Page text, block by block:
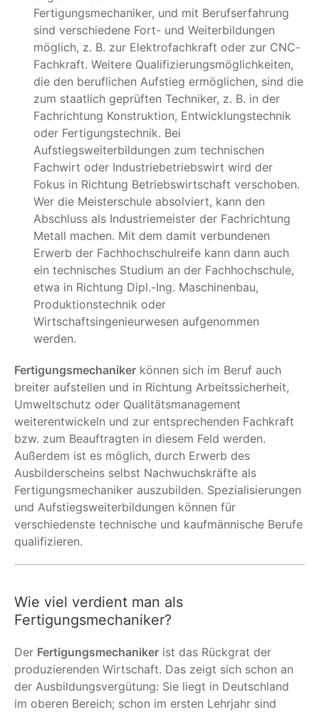
Fertigungsmechaniker, und mit Berufserfahrung
sind verschiedene Fort- und Weiterbildungen
möglich, z. B. zur Elektrofachkraft oder zur CNC-
Fachkraft. Weitere Qualifizierungsmöglichkeiten,
die den beruflichen Aufstieg ermöglichen, sind die
zum staatlich geprüften Techniker, z. B. in der
Fachrichtung Konstruktion, Entwicklungstechnik
oder Fertigungstechnik. Bei
Aufstiegsweiterbildungen zum technischen
Fachwirt oder Industriebetriebswirt wird der
Fokus in Richtung Betriebswirtschaft verschoben.
Wer die Meisterschule absolviert, kann den
Abschluss als Industriemeister der Fachrichtung
Metall machen. Mit dem damit verbundenen
Erwerb der Fachhochschulreife kann dann auch
ein technisches Studium an der Fachhochschule,
etwa in Richtung Dipl.-Ing. Maschinenbau,
Produktionstechnik oder
Wirtschaftsingenieurwesen aufgenommen
werden.
Fertigungsmechaniker können sich im Beruf auch
breiter aufstellen und in Richtung Arbeitssicherheit,
Umweltschutz oder Qualitätsmanagement
weiterentwickeln und zur entsprechenden Fachkraft
bzw. zum Beauftragten in diesem Feld werden.
Außerdem ist es möglich, durch Erwerb des
Ausbilderscheins selbst Nachwuchskräfte als
Fertigungsmechaniker auszubilden. Spezialisierungen
und Aufstiegsweiterbildungen können für
verschiedenste technische und kaufmännische Berufe
qualifizieren.
Wie viel verdient man als
Fertigungsmechaniker?
Der Fertigungsmechaniker ist das Rückgrat der
produzierenden Wirtschaft. Das zeigt sich schon an
der Ausbildungsvergütung: Sie liegt in Deutschland
im oberen Bereich; schon im ersten Lehrjahr sind